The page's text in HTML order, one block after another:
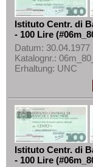
Istituto Centr. di
- 100 Lire
Datum: 30.04.1977
Katalognr.:
Erhaltung: UNC
Istituto Centr. di
- 100 Lire